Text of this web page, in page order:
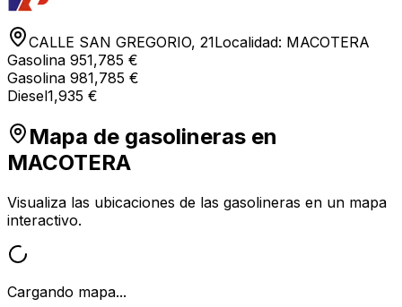
CALLE SAN GREGORIO, 21Localidad: MACOTERA
Gasolina 951,785 €
Gasolina 981,785 €
Diesel1,935 €
Mapa de gasolineras en
MACOTERA
Visualiza las ubicaciones de las gasolineras en un mapa
interactivo.
Cargando mapa...